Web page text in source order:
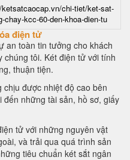
chi-tiet/ket-sat-
chay-kcc-60-den-khoa-dien-tu
điện tử
an toàn tin tưởng cho khách
chúng tôi. Két điện tử với tính
thuận tiện.
chịu được nhiệt độ cao bên
những tài sản, hồ sơ, giấy
tử với những nguyên vật
và trải qua quá trình sản
tiêu chuẩn két sắt ngân